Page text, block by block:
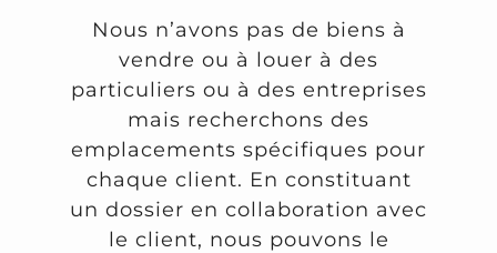
Nous n’avons pas de biens à
vendre ou à louer à des
particuliers ou à des entreprises
mais recherchons des
emplacements spécifiques pour
chaque client. En constituant
un dossier en collaboration avec
le client, nous pouvons le